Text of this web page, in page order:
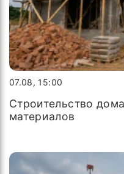
07.08, 15:00
Строительство
материалов